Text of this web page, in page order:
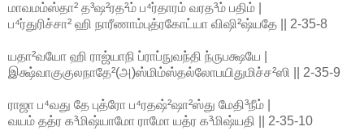
மாவமம்ஸ்தா² த³ஷ²ரத²ம் ப⁴ர்தாரம் வரத³ம் பதிம் |
ப⁴ர்துரிச்சா² ஹி நாரீணாம்புத்ரகோட்யா விஷி²ஷ்யதே || 2-35-8
யதா²வயோ ஹி ராஜ்யாநி ப்ராப்நுவந்தி ந்ருபக்ஷயே |
இக்ஷ்வாகுகுலநாதே²(அ)ஸ்மிம்ஸ்தல்லோபயிதுமிச்ச²ஸி || 2-35-9
ராஜா ப⁴வது தே புத்ரோ ப⁴ரதஷ்²ஷா²ஸ்து மேதி³நீம் |
வயம் தத்ர க³மிஷ்யாமோ ராமோ யத்ர க³மிஷ்யதி || 2-35-10